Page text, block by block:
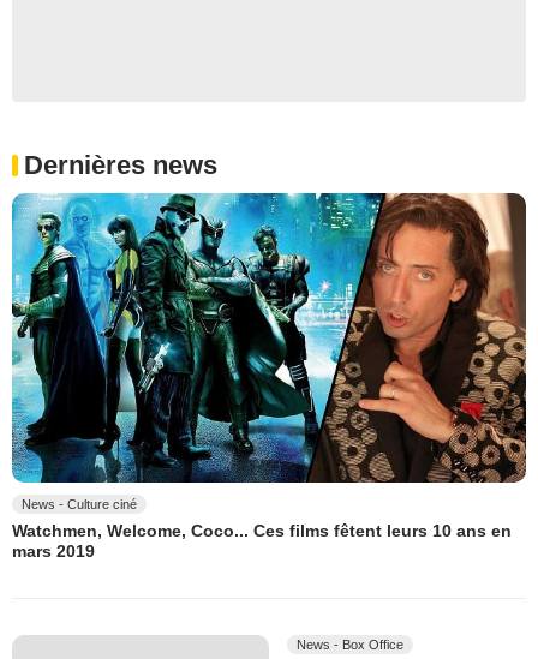
Dernières news
News - Culture ciné
Watchmen, Welcome, Coco... Ces films fêtent leurs 10 ans en
mars 2019
News - Box Office